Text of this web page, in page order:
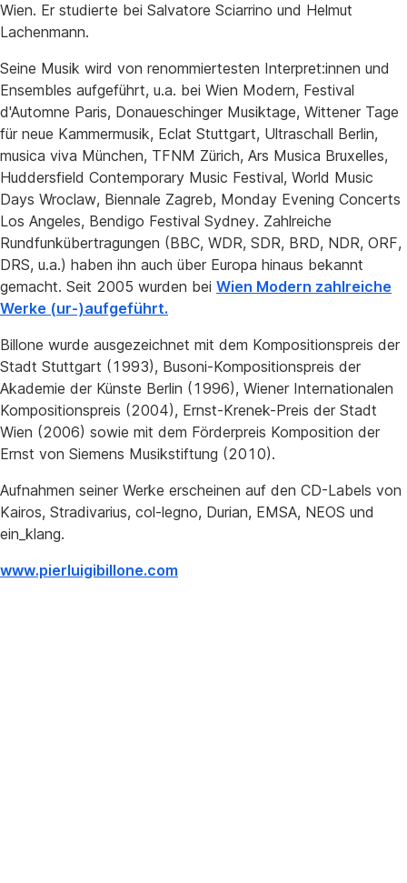
Wien. Er studierte bei Salvatore Sciarrino und Helmut
Lachenmann.
Seine Musik wird von renommiertesten Interpret:innen und
Ensembles aufgeführt, u.a. bei Wien Modern, Festival
d'Automne Paris, Donaueschinger Musiktage, Wittener Tage
für neue Kammermusik, Eclat Stuttgart, Ultraschall Berlin,
musica viva München, TFNM Zürich, Ars Musica Bruxelles,
Huddersfield Contemporary Music Festival, World Music
Days Wroclaw, Biennale Zagreb, Monday Evening Concerts
Los Angeles, Bendigo Festival Sydney. Zahlreiche
Rundfunkübertragungen (BBC, WDR, SDR, BRD, NDR, ORF,
DRS, u.a.) haben ihn auch über Europa hinaus bekannt
gemacht. Seit 2005 wurden bei Wien Modern zahlreiche
Werke (ur-)aufgeführt.
Billone wurde ausgezeichnet mit dem Kompositionspreis der
Stadt Stuttgart (1993), Busoni-Kompositionspreis der
Akademie der Künste Berlin (1996), Wiener Internationalen
Kompositionspreis (2004), Ernst-Krenek-Preis der Stadt
Wien (2006) sowie mit dem Förderpreis Komposition der
Ernst von Siemens Musikstiftung (2010).
Aufnahmen seiner Werke erscheinen auf den CD-Labels von
Kairos, Stradivarius, col-legno, Durian, EMSA, NEOS und
ein_klang.
www.pierluigibillone.com